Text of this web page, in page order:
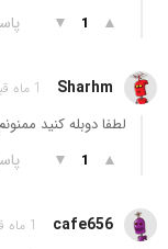
▲
1
▼
Sharhm 1 ماه قبل
لطفا دوبله کنید ممنونم
▲
1
▼
cafe656 1 ماه قبل